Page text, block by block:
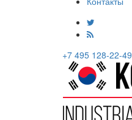
+7 495 128-22-49